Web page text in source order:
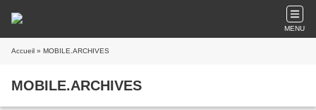
MENU
Accueil » MOBILE.ARCHIVES
MOBILE.ARCHIVES